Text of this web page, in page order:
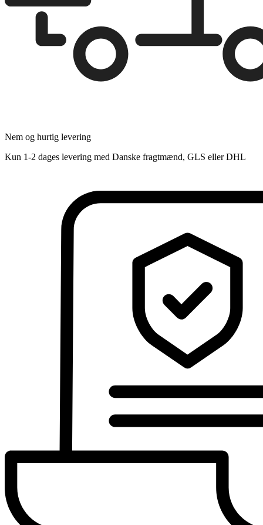
Nem og hurtig levering
Kun 1-2 dages levering med Danske fragtmænd, GLS eller DHL